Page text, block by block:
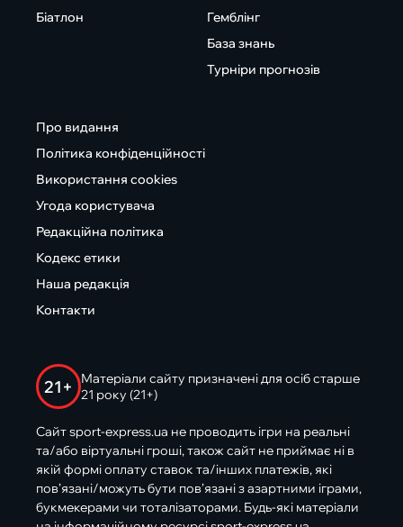
Біатлон
Гемблінг
База знань
Турніри прогнозів
Про видання
Політика конфіденційності
Використання cookies
Угода користувача
Редакційна політика
Кодекс етики
Наша редакція
Контакти
21+
Матеріали сайту призначені для осіб старше
21 року (21+)
Сайт sport-express.ua не проводить ігри на реальні
та/або віртуальні гроші, також сайт не приймає ні в
якій формі оплату ставок та/інших платежів, які
пов’язані/можуть бути пов’язані з азартними іграми,
букмекерами чи тоталізаторами. Будь-які матеріали